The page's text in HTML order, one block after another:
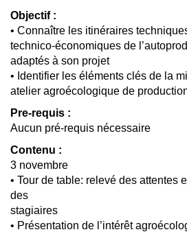
Objectif :
• Connaître les itinéraires
technico-économiques de
adaptés à son projet
• Identifier les éléments clés de la
atelier agroécologique de
Pre-requis :
Aucun pré-requis nécessaire
Contenu :
3 novembre
• Tour de table: relevé des attentes
des
stagiaires
• Présentation de l’intérêt